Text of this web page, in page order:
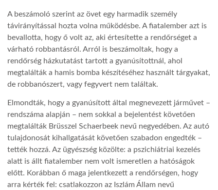
DOBRAVERO.HU
GLOBOBOOK
A beszámoló szerint az övet egy harmadik személy
távirányítással hozta volna működésbe. A fiatalember azt is
bevallotta, hogy ő volt az, aki értesítette a rendőrséget a
várható robbantásról. Arról is beszámoltak, hogy a
rendőrség házkutatást tartott a gyanúsítottnál, ahol
megtalálták a hamis bomba készítéséhez használt tárgyakat,
de robbanószert, vagy fegyvert nem találtak.
Elmondták, hogy a gyanúsított által megnevezett járművet –
rendszáma alapján – nem sokkal a bejelentést követően
megtalálták Brüsszel Schaerbeek nevű negyedében. Az autó
tulajdonosát kihallgatását követően szabadon engedték –
tették hozzá. Az ügyészség közölte: a pszichiátriai kezelés
alatt is állt fiatalember nem volt ismeretlen a hatóságok
előtt. Korábban ő maga jelentkezett a rendőrségen, hogy
arra kérték fel: csatlakozzon az Iszlám Állam nevű